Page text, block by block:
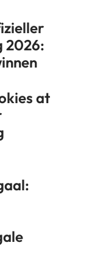
2026:
at